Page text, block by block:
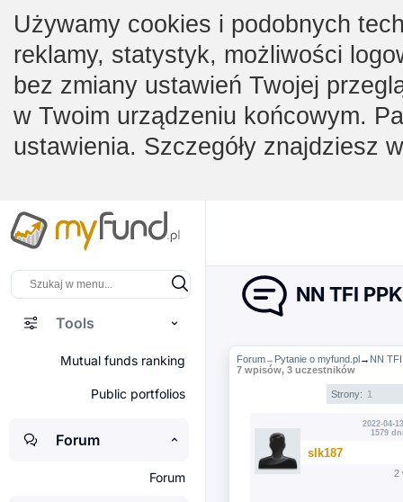
Używamy cookies i podobnych
reklamy, statystyk, możliwości
bez zmiany ustawień Twojej
w Twoim urządzeniu końcowym.
ustawienia. Szczegóły znajdziesz
Tools
Mutual funds ranking
Public portfolios
Forum
Forum
NN TFI PPK
Forum→ Pytanie o myfund.pl→ NN
7 wpisów, 3 uczestników
Strony: 1
2022-04-
1579
slk187
2